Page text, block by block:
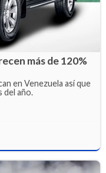
más de 120%
en Venezuela así que
del año.